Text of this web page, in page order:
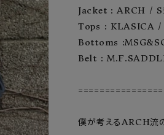
Jacket : ARCH /
Tops : KLASICA
Bottoms
Belt :
僕が考えるARCH流